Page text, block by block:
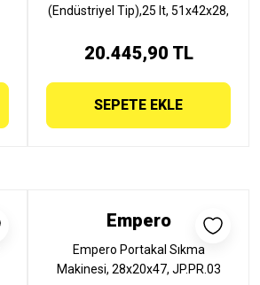
(Endüstriyel Tip),25 lt, 51x42x28,
20.445,90 TL
SEPETE EKLE
Empero
Empero Portakal Sıkma
Makinesi, 28x20x47, JP.PR.03